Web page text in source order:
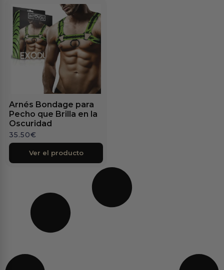
Arnés Bondage para
Pecho que Brilla en la
Oscuridad
35.50€
Ver el producto